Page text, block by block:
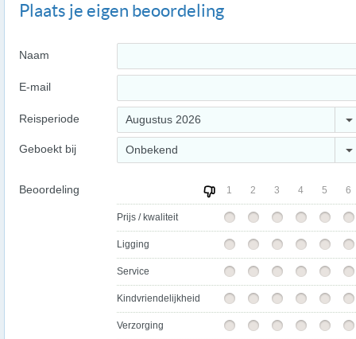
Plaats je eigen beoordeling
Naam
E-mail
Reisperiode Augustus 2026
Geboekt bij Onbekend
Beoordeling 1 2 3 4 5 6
Prijs / kwaliteit
Ligging
Service
Kindvriendelijkheid
Verzorging